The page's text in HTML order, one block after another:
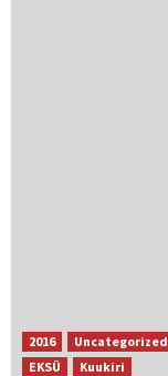
2016
Uncategorized
EKSÜ
Kuukiri